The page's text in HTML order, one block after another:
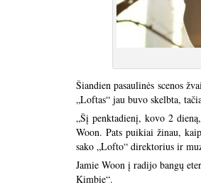
Šiandien pasaulinės scenos
„Loftas“ jau buvo skelbta,
„Šį penktadienį, kovo 2
Woon. Pats puikiai žinau,
sako „Lofto“ direktorius ir
Jamie Woon į radijo bangų
Kimbie“.